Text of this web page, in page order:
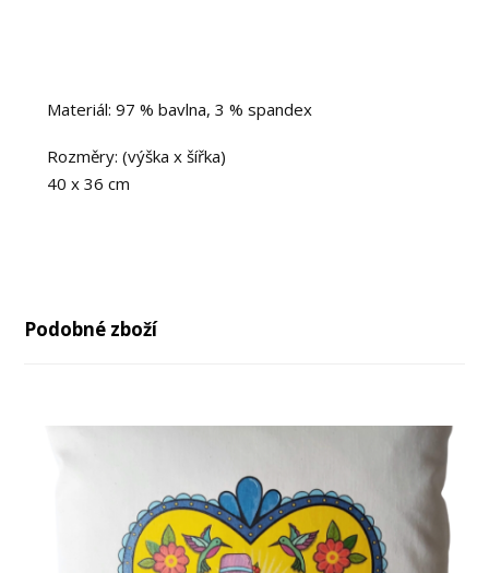
Materiál: 97 % bavlna, 3 % spandex
Rozměry: (výška x šířka)
40 x 36 cm
Podobné zboží
-22%